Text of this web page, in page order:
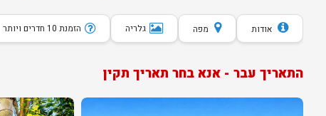
אודות מפה גלריה הזמנת 10 חדרים ויותר
התאריך עבר - אנא בחר תאריך תקין